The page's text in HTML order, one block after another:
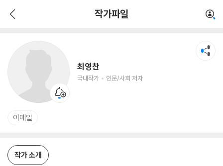
작가파일
최영찬
국내작가 인문/사회 저자
인문/사회 저자
이메일
작가 소개